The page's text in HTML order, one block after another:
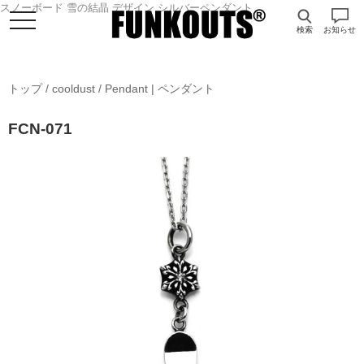
スノーボード 雪の結晶 デザイン シルバーペンダント
検索 お知らせ
トップ/ cooldust / Pendant | ペンダント
FCN-071